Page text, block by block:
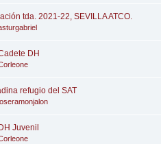
tda. 2021-22, SEVILLA ATCO.
DH
refugio del SAT
Juvenil